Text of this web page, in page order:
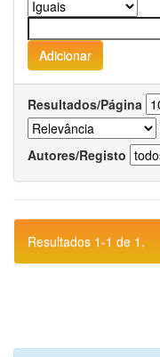
Resultados/Página
Autores/Registo
Resultados 1-1 de 1.